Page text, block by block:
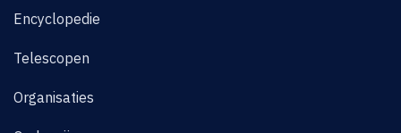
Encyclopedie
Telescopen
Organisaties